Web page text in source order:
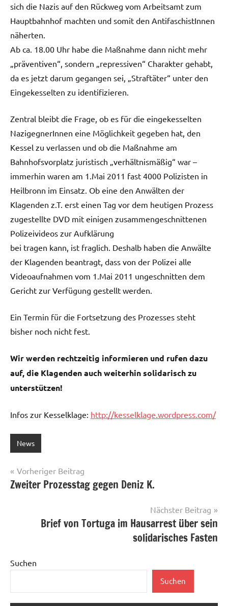
sich die Nazis auf den Rückweg vom Arbeitsamt zum
Hauptbahnhof machten und somit den AntifaschistInnen
näherten.
Ab ca. 18.00 Uhr habe die Maßnahme dann nicht mehr
„präventiven“, sondern „repressiven“ Charakter gehabt,
da es jetzt darum gegangen sei, „Straftäter“ unter den
Eingekesselten zu identifizieren.
Zentral bleibt die Frage, ob es für die eingekesselten
NazigegnerInnen eine Möglichkeit gegeben hat, den
Kessel zu verlassen und ob die Maßnahme am
Bahnhofsvorplatz juristisch „verhältnismäßig“ war –
immerhin waren am 1.Mai 2011 fast 4000 Polizisten in
Heilbronn im Einsatz. Ob eine den Anwälten der
Klagenden z.T. erst einen Tag vor dem heutigen Prozess
zugestellte DVD mit einigen zusammengeschnittenen
Polizeivideos zur Aufklärung
bei tragen kann, ist fraglich. Deshalb haben die Anwälte
der Klagenden beantragt, dass von der Polizei alle
Videoaufnahmen vom 1.Mai 2011 ungeschnitten dem
Gericht zur Verfügung gestellt werden.
Ein Termin für die Fortsetzung des Prozesses steht
bisher noch nicht fest.
Wir werden rechtzeitig informieren und rufen dazu
auf, die Klagenden auch weiterhin solidarisch zu
unterstützen!
Infos zur Kesselklage: http://kesselklage.wordpress.com/
News
Beitragsnavigation
Vorheriger Beitrag
Zweiter Prozesstag gegen Deniz K.
Nächster Beitrag
Brief von Tortuga im Hausarrest über sein
solidarisches Fasten
Suchen
Suchen